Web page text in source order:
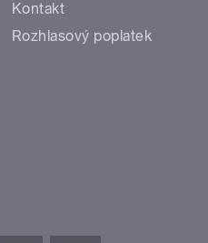
Kontakt
Rozhlasový poplatek